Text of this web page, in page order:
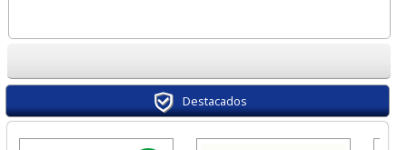
Destacados